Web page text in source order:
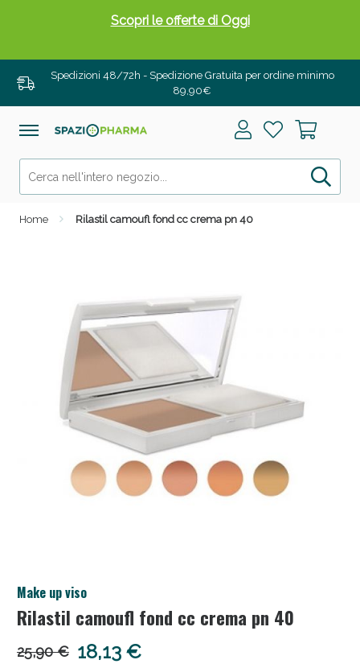
Spedizioni 48/72h - Spedizione Gratuita per ordine minimo
89,90€
Home Rilastil camoufl fond cc crema pn 40
Make up viso
Rilastil camoufl fond cc crema pn 40
25,90 € 18,13 €
Scopri le offerte di Oggi
Drenanti e Pancia Piatta: Sconti fino al 55% validi
solo per OGGI!
Salini e Multivitaminici: oggi Sconto extra fino al